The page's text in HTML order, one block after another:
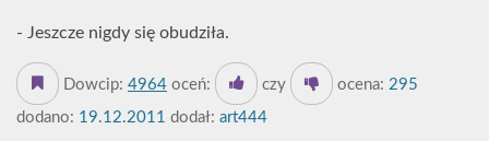
- Jeszcze nigdy się obudziła.
Dowcip: 4964 oceń: czy ocena: 295
dodano: 19.12.2011 dodał: art444